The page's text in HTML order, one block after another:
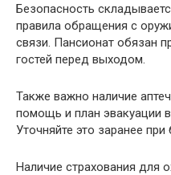
Безопасность
правила обращения с
связи. Пансионат обязан
гостей перед выходом.
Также важно наличие
помощь и план эвакуации
Уточняйте это заранее при
Наличие страхования для